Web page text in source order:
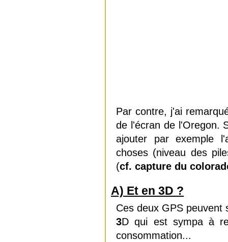
Par contre, j'ai
de l'écran de l'Oregon.
ajouter par exemple
choses (niveau des
(cf. capture du
A) Et en 3D ?
Ces deux GPS peuvent
3D qui est sympa à
consommation...